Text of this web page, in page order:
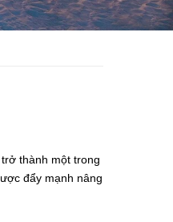
thành một trong
đẩy mạnh nâng